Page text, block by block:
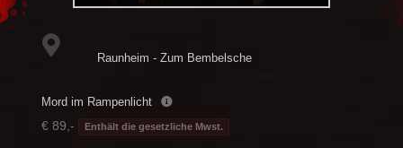
Raunheim - Zum Bembelsche
Mord im Rampenlicht
€ 89,- Enthält die gesetzliche Mwst.